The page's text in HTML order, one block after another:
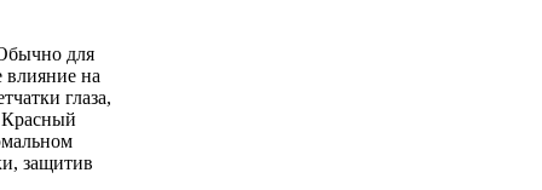
для
влияние на
глаза,
Красный
защитив